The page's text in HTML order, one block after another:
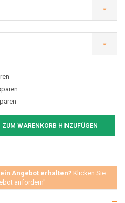
ZUM WARENKORB HINZUFÜGEN
Angebot erhalten? Klicken Sie
anfordern"